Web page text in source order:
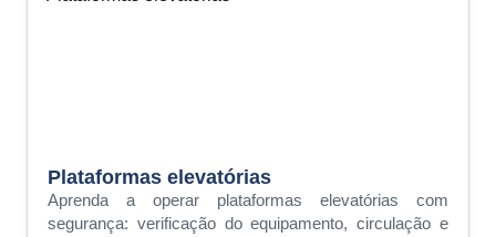
Plataformas elevatórias
Aprenda a operar plataformas elevatórias com
segurança: verificação do equipamento, circulação e